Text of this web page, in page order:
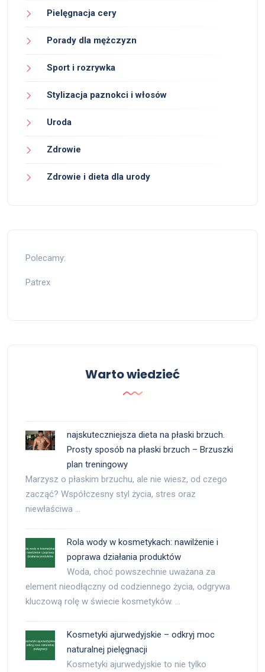
Pielęgnacja cery
Porady dla mężczyzn
Sport i rozrywka
Stylizacja paznokci i włosów
Uroda
Zdrowie
Zdrowie i dieta dla urody
Polecamy:
Patrex
Warto wiedzieć
najskuteczniejsza dieta na płaski brzuch.
Prosty sposób na płaski brzuch – Brzuszki
plan treningowy
Marzysz o płaskim brzuchu, ale nie wiesz, od czego
zacząć? Współczesny styl życia, stres oraz
niewłaściwa …
Rola wody w kosmetykach: nawilżenie i
poprawa działania produktów
Woda, choć powszechnie uważana za
element nieodłączny od codziennego życia, odgrywa
kluczową rolę w świecie kosmetyków. …
Kosmetyki ajurwedyjskie – odkryj moc
naturalnej pielęgnacji
Kosmetyki ajurwedyjskie to nie tylko